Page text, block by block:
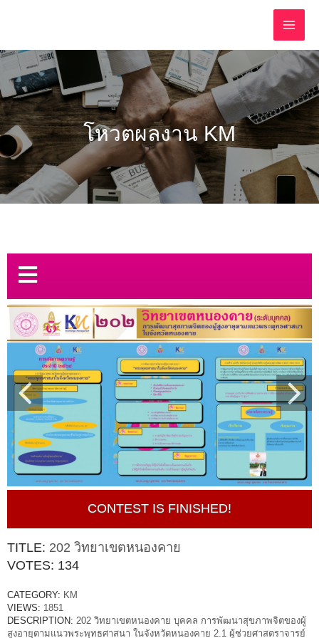
โหวตผลงาน KM
CONTEST IS FINISHED!
TITLE: 202 วิทยาเขตหนองคาย
VOTES: 134
CATEGORY: KM
VIEWS: 1851
DESCRIPTION: 202 วิทยาเขตหนองคาย บุคคล การพัฒนาสุขภาพจิตของผู้
สูงอายุตามแนวพระพุทธศาสนา ในจังหวัดหนองคาย 2.1 ผู้ช่วยศาสตราจารย์